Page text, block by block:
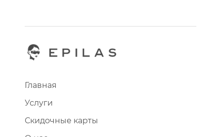
Главная
Услуги
Скидочные карты